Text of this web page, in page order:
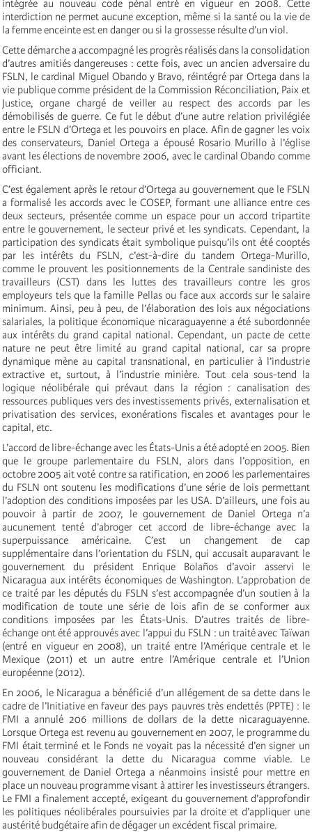
intégrée au nouveau code pénal entré en vigueur en 2008. Cette
interdiction ne permet aucune exception, même si la santé ou la vie de
la femme enceinte est en danger ou si la grossesse résulte d’un viol.
Cette démarche a accompagné les progrès réalisés dans la consolidation
d’autres amitiés dangereuses : cette fois, avec un ancien adversaire du
FSLN, le cardinal Miguel Obando y Bravo, réintégré par Ortega dans la
vie publique comme président de la Commission Réconciliation, Paix et
Justice, organe chargé de veiller au respect des accords par les
démobilisés de guerre. Ce fut le début d’une autre relation privilégiée
entre le FSLN d’Ortega et les pouvoirs en place. Afin de gagner les voix
des conservateurs, Daniel Ortega a épousé Rosario Murillo à l’église
avant les élections de novembre 2006, avec le cardinal Obando comme
officiant.
C’est également après le retour d’Ortega au gouvernement que le FSLN
a formalisé les accords avec le COSEP, formant une alliance entre ces
deux secteurs, présentée comme un espace pour un accord tripartite
entre le gouvernement, le secteur privé et les syndicats. Cependant, la
participation des syndicats était symbolique puisqu’ils ont été cooptés
par les intérêts du FSLN, c’est-à-dire du tandem Ortega-Murillo,
comme le prouvent les positionnements de la Centrale sandiniste des
travailleurs (CST) dans les luttes des travailleurs contre les gros
employeurs tels que la famille Pellas ou face aux accords sur le salaire
minimum. Ainsi, peu à peu, de l’élaboration des lois aux négociations
salariales, la politique économique nicaraguayenne a été subordonnée
aux intérêts du grand capital national. Cependant, un pacte de cette
nature ne peut être limité au grand capital national, car sa propre
dynamique mène au capital transnational, en particulier à l’industrie
extractive et, surtout, à l’industrie minière. Tout cela sous-tend la
logique néolibérale qui prévaut dans la région : canalisation des
ressources publiques vers des investissements privés, externalisation et
privatisation des services, exonérations fiscales et avantages pour le
capital, etc.
L’accord de libre-échange avec les États-Unis a été adopté en 2005. Bien
que le groupe parlementaire du FSLN, alors dans l’opposition, en
octobre 2005 ait voté contre sa ratification, en 2006 les parlementaires
du FSLN ont soutenu les modifications d’une série de lois permettant
l’adoption des conditions imposées par les USA. D’ailleurs, une fois au
pouvoir à partir de 2007, le gouvernement de Daniel Ortega n’a
aucunement tenté d’abroger cet accord de libre-échange avec la
superpuissance américaine. C’est un changement de cap
supplémentaire dans l’orientation du FSLN, qui accusait auparavant le
gouvernement du président Enrique Bolaños d’avoir asservi le
Nicaragua aux intérêts économiques de Washington. L’approbation de
ce traité par les députés du FSLN s’est accompagnée d’un soutien à la
modification de toute une série de lois afin de se conformer aux
conditions imposées par les États-Unis. D’autres traités de libre-
échange ont été approuvés avec l’appui du FSLN : un traité avec Taïwan
(entré en vigueur en 2008), un traité entre l’Amérique centrale et le
Mexique (2011) et un autre entre l’Amérique centrale et l’Union
européenne (2012).
En 2006, le Nicaragua a bénéficié d’un allégement de sa dette dans le
cadre de l’Initiative en faveur des pays pauvres très endettés (PPTE) : le
FMI a annulé 206 millions de dollars de la dette nicaraguayenne.
Lorsque Ortega est revenu au gouvernement en 2007, le programme du
FMI était terminé et le Fonds ne voyait pas la nécessité d’en signer un
nouveau considérant la dette du Nicaragua comme viable. Le
gouvernement de Daniel Ortega a néanmoins insisté pour mettre en
place un nouveau programme visant à attirer les investisseurs étrangers.
Le FMI a finalement accepté, exigeant du gouvernement d’approfondir
les politiques néolibérales poursuivies par la droite et d’appliquer une
austérité budgétaire afin de dégager un excédent fiscal primaire.